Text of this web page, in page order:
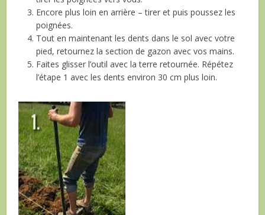
Encore plus loin en arrière – tirer et puis poussez les
poignées.
Tout en maintenant les dents dans le sol avec votre
pied, retournez la section de gazon avec vos mains.
Faites glisser l’outil avec la terre retournée. Répétez
l’étape 1 avec les dents environ 30 cm plus loin.